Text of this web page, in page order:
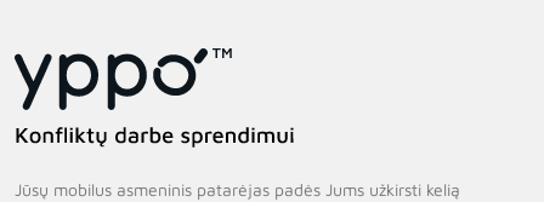
Jūsų mobilus asmeninis patarėjas padės Jums užkirsti kelią